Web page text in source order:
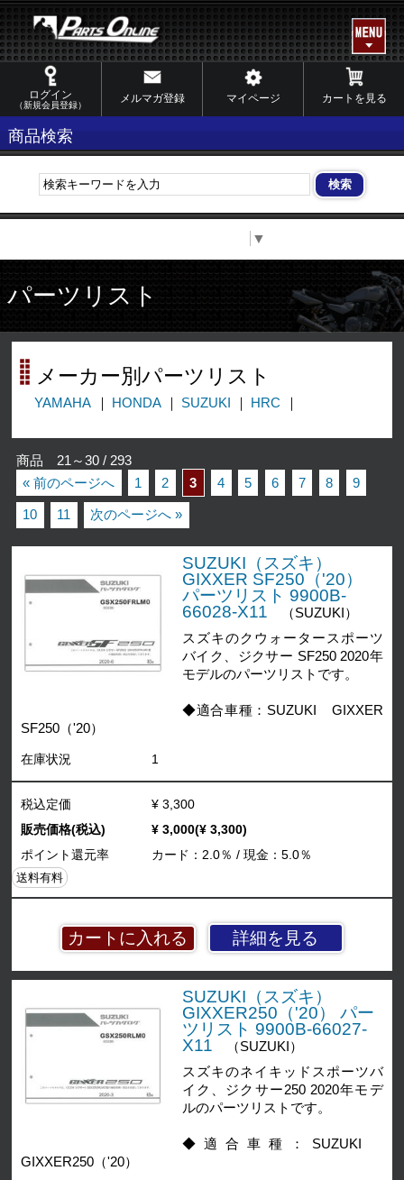
ログイン
（新規会員登録）
メルマガ登録 マイページ カートを見る
商品検索
▼
パーツリスト
メーカー別パーツリスト
YAMAHA HONDA SUZUKI HRC
商品 21～30 / 293
« 前のページへ
1 2 3 4 5 6 7 8 9
10 11 次のページへ »
SUZUKI（スズキ）
GIXXER SF250（'20）
パーツリスト 9900B-
66028-X11
（SUZUKI）
スズキのクウォータースポーツ
バイク、ジクサー SF250 2020年
モデルのパーツリストです。
◆適合車種：SUZUKI GIXXER
SF250（'20）
在庫状況 1
詳細を見る
税込定価
¥ 3,300
販売価格(税込)
¥ 3,000(¥ 3,300)
ポイント還元率
カード：2.0％ / 現金：5.0％
送料有料
SUZUKI（スズキ）
GIXXER250（'20） パー
ツリスト 9900B-66027-
X11
（SUZUKI）
スズキのネイキッドスポーツバ
イク、ジクサー250 2020年モデ
ルのパーツリストです。
◆適合車種：SUZUKI
GIXXER250（'20）